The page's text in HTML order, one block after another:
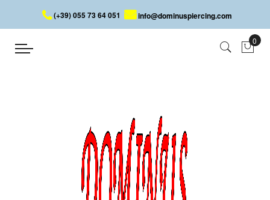
(+39) 055 73 64 051 info@dominuspiercing.com
BAUCHNABELPIERCING MIT
SEESTERN